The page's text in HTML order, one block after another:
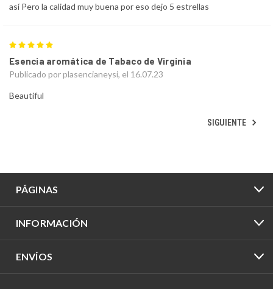
así Pero la calidad muy buena por eso dejo 5 estrellas
Esencia aromática de Tabaco de Virginia
Publicado por plasencianeysi, el 16.07.23
Beautiful
SIGUIENTE
PÁGINAS
INFORMACIÓN
ENVÍOS